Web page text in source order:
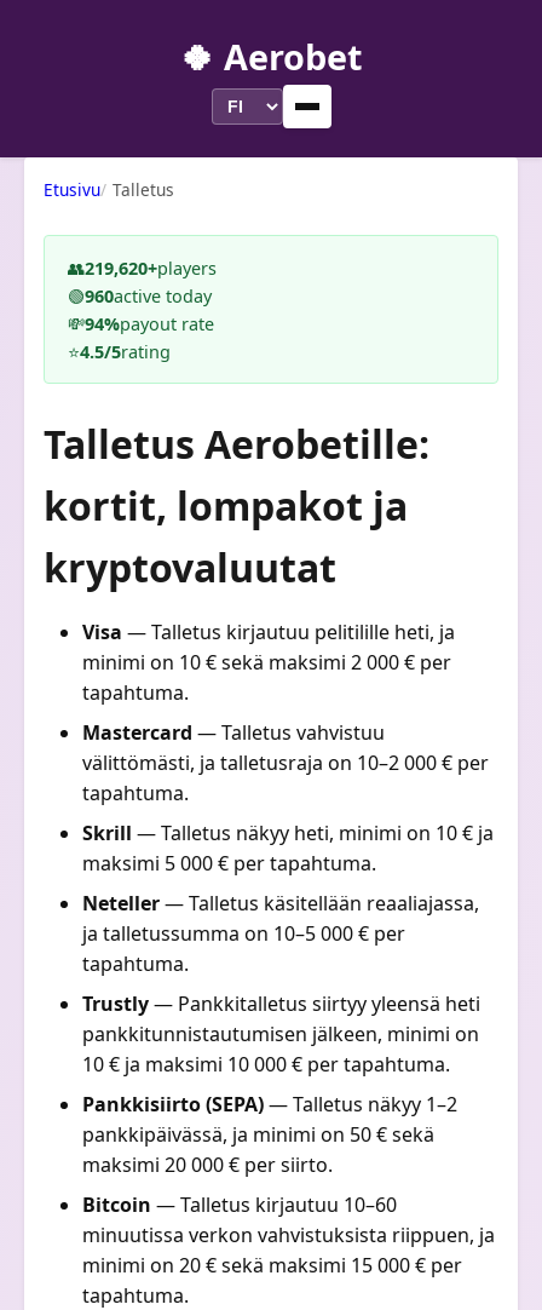
🍀 Aerobet
Etusivu Talletus
👥219,620+players
🟢960active today
💸94%payout rate
⭐4.5/5rating
Talletus Aerobetille:
kortit, lompakot ja
kryptovaluutat
Visa — Talletus kirjautuu pelitilille heti, ja
minimi on 10 € sekä maksimi 2 000 € per
tapahtuma.
Mastercard — Talletus vahvistuu
välittömästi, ja talletusraja on 10–2 000 € per
tapahtuma.
Skrill — Talletus näkyy heti, minimi on 10 € ja
maksimi 5 000 € per tapahtuma.
Neteller— Talletus käsitellään reaaliajassa,
ja talletussumma on 10–5 000 € per
tapahtuma.
Trustly— Pankkitalletus siirtyy yleensä heti
pankkitunnistautumisen jälkeen, minimi on
10 € ja maksimi 10 000 € per tapahtuma.
Pankkisiirto (SEPA)— Talletus näkyy 1–2
pankkipäivässä, ja minimi on 50 € sekä
maksimi 20 000 € per siirto.
Bitcoin — Talletus kirjautuu 10–60
minuutissa verkon vahvistuksista riippuen, ja
minimi on 20 € sekä maksimi 15 000 € per
tapahtuma.